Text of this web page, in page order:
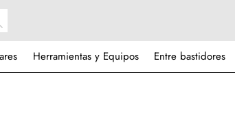
Herramientas y Equipos Entre bastidores